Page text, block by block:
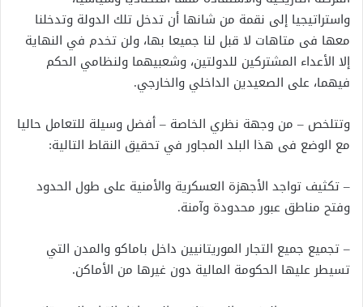
واستراتيجيا إلى نقمة من شانها أن تدخل تلك الدولة وتدخلنا
معها فى متاهات لا قبل لنا جميعا بها، ولن تخدم في النهاية
إلا الأعداء المشتركين للدولتين، وشعبيهما ولنظامي الحكم
فيهما، على الصعيدين الداخلي والخارجي.
وتتلخص – من وجهة نظري الخاصة – أفضل وسيلة للتعامل حاليا
مع الوضع فى هذا البلد المجاور في تحقيق النقاط التالية:
– تكثيف تواجد الأجهزة العسكرية والأمنية على طول الحدود
وفتح مناطق عبور محدودة وآمنة.
– تجميع جميع التجار الموريتانيين داخل باماكو والمدن التي
تسيطر عليها الحكومة المالية دون غيرها من الأماكن.